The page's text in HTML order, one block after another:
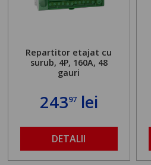
Repartitor etajat cu
surub, 4P, 160A, 48
gauri
24397lei
DETALII